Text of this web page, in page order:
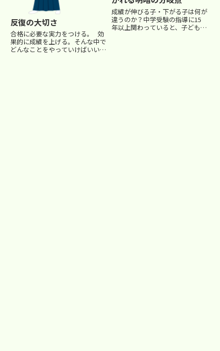
反復の大切さ
合格に必要な実力をつける。 効
果的に成績を上げる。そんな中で
どんなことをやっていけばいいの
成績が伸びる子・下がる子は何が
違うのか？中学受験の指導に15
年以上関わっていると、子どもた